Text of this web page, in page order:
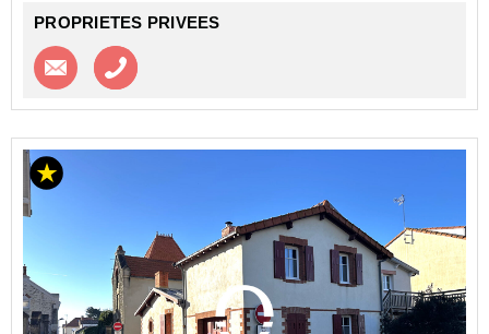
PROPRIETES PRIVEES
Contacter l'agence